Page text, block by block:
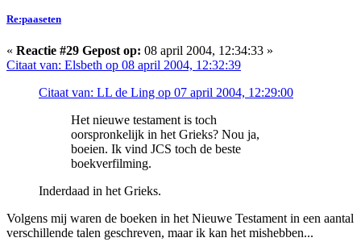
Re:paaseten
« Reactie #29 Gepost op: 08 april 2004, 12:34:33 »
Citaat van: Elsbeth op 08 april 2004, 12:32:39
Citaat van: LL de Ling op 07 april 2004, 12:29:00
Het nieuwe testament is toch
oorspronkelijk in het Grieks? Nou ja,
boeien. Ik vind JCS toch de beste
boekverfilming.
Inderdaad in het Grieks.
Volgens mij waren de boeken in het Nieuwe Testament in een aantal
verschillende talen geschreven, maar ik kan het mishebben...